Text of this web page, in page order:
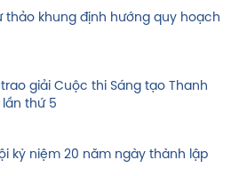
thảo khung định hướng quy hoạch
trao giải Cuộc thi Sáng tạo Thanh
thứ 5
kỷ niệm 20 năm ngày thành lập